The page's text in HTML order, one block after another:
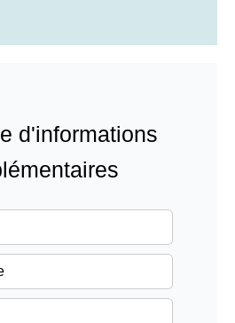
d'informations